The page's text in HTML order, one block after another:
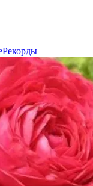
Рекорды